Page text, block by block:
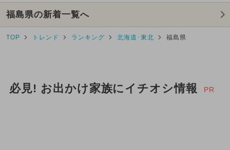
福島県の新着一覧へ
TOP トレンド ランキング 北海道･東北 福島県
必見! お出かけ家族にイチオシ情報 PR